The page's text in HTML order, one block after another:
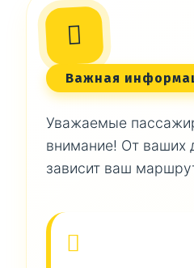
Важная
Уважаемые
внимание! От ваших
зависит ваш